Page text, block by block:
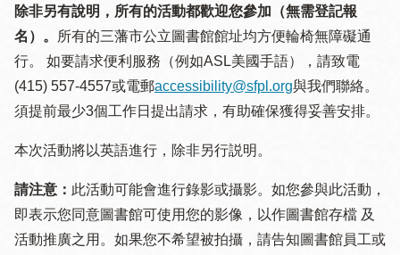
除非另有說明，所有的活動都歡迎您參加（無需登記報
名）。
所有的三藩市公立圖書館館址均方便輪椅無障礙通
行。 如要請求便利服務（例如ASL美國手語），請致電
(415) 557-4557或電郵accessibility@sfpl.org與我們聯絡。
須提 前最少3個工作日提出請求，有助確保獲得妥善安排。
本次活動將以英語進行，除非另行説明。
請注意： 此活動可能會進行錄影或攝影。如您參與此活動，
即表示您同意圖書館可使用您的影像，以作圖書館存檔 及
活動推廣之用。如果您不希望被拍攝，請告知圖書館員工或